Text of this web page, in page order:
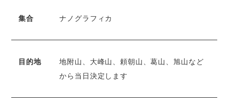
集合 ナノグラフィカ
目的地
地附山、大峰山、頼朝山、葛山、旭山など
から当日決定します